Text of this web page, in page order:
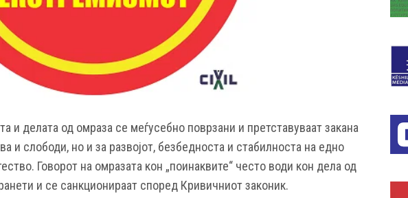
и делата од омраза се меѓусебно поврзани и претставуваат закана
и слободи, но и за развојот, безбедноста и стабилноста на едно
Говорот на омразата кон „поинаквите“ често води кон дела од
и се санкционираат според Кривичниот законик.